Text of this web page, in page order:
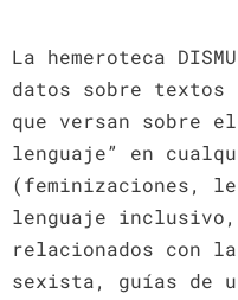
La hemeroteca
datos sobre textos
que versan sobre
lenguaje” en
(feminizaciones,
lenguaje inclusivo,
relacionados con
sexista, guías de